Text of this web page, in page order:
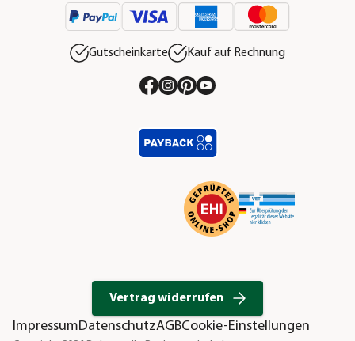
Gutscheinkarte Kauf auf Rechnung
Vertrag widerrufen
ImpressumDatenschutzAGBCookie-Einstellungen